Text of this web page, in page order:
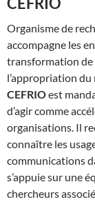
Organisme de
accompagne les
transformation de
l’appropriation
CEFRIOest
d’agir comme
organisations. Il
connaître les
communications
s’appuie sur une
chercheurs